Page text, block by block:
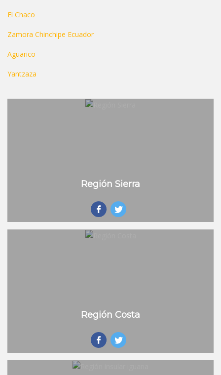
El Chaco
Zamora Chinchipe Ecuador
Aguarico
Yantzaza
Región Sierra
Región Costa